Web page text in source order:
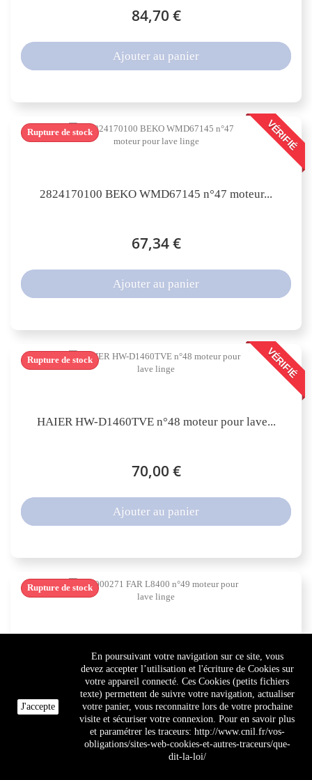
84,70 €
Ajouter au panier
VÉRIFIÉ
2824170100 BEKO WMD67145 n°47 moteur...
67,34 €
Rupture de stock
Ajouter au panier
VÉRIFIÉ
HAIER HW-D1460TVE n°48 moteur pour lave...
70,00 €
Rupture de stock
Ajouter au panier
84,70 €
Rupture de stock
Ajouter au panier
J'accepte
En poursuivant votre navigation sur ce site, vous
devez accepter l’utilisation et l'écriture de Cookies sur
votre appareil connecté. Ces Cookies (petits fichiers
texte) permettent de suivre votre navigation, actualiser
votre panier, vous reconnaitre lors de votre prochaine
visite et sécuriser votre connexion. Pour en savoir plus
et paramétrer les traceurs: http://www.cnil.fr/vos-
obligations/sites-web-cookies-et-autres-traceurs/que-
dit-la-loi/